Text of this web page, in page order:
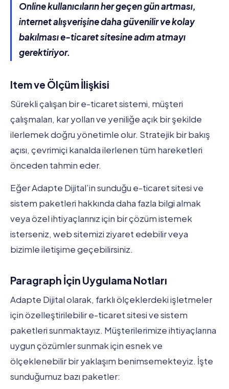
Online kullanıcıların her geçen gün artması,
internet alışverişine daha güvenilir ve kolay
bakılması e-ticaret sitesine adım atmayı
gerektiriyor.
Item ve Ölçüm İlişkisi
Sürekli çalışan bir e-ticaret sistemi, müşteri
çalışmaları, kar yolları ve yeniliğe açık bir şekilde
ilerlemek doğru yönetimle olur. Stratejik bir bakış
açısı, çevrimiçi kanalda ilerlenen tüm hareketleri
önceden tahmin eder.
Eğer Adapte Dijital’in sunduğu e-ticaret sitesi ve
sistem paketleri hakkında daha fazla bilgi almak
veya özel ihtiyaçlarınız için bir çözüm istemek
isterseniz, web sitemizi ziyaret edebilir veya
bizimle iletişime geçebilirsiniz.
Paragraph İçin Uygulama Notları
Adapte Dijital olarak, farklı ölçeklerdeki işletmeler
için özelleştirilebilir e-ticaret sitesi ve sistem
paketleri sunmaktayız. Müşterilerimize ihtiyaçlarına
uygun çözümler sunmak için esnek ve
ölçeklenebilir bir yaklaşım benimsemekteyiz. İşte
sunduğumuz bazı paketler: